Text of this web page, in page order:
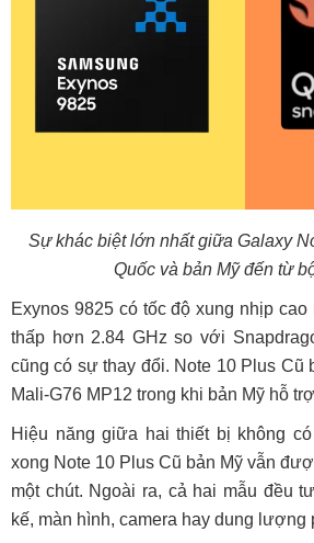
Sự khác biệt lớn nhất giữa Galaxy
Quốc và bản Mỹ đến từ
Exynos 9825 có tốc độ xung nhịp cao
thấp hơn 2.84 GHz so với
cũng có sự thay đổi. Note 10 Plus Cũ
Mali-G76 MP12 trong khi bản Mỹ hỗ
Hiệu năng giữa hai thiết bị không
xong Note 10 Plus Cũ bản Mỹ vẫn
một chút. Ngoài ra, cả hai mẫu đều
kế, màn hình, camera hay dung lượng